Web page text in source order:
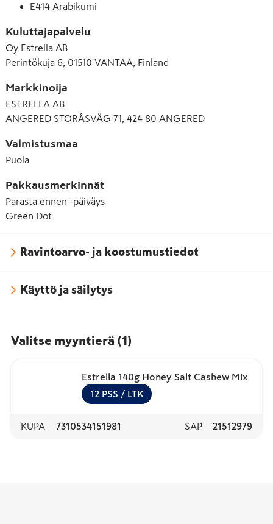
E414 Arabikumi
Kuluttajapalvelu
Oy Estrella AB
Perintökuja 6, 01510 VANTAA, Finland
Markkinoija
ESTRELLA AB
ANGERED STORÅSVÄG 71, 424 80 ANGERED
Valmistusmaa
Puola
Pakkausmerkinnät
Parasta ennen -päiväys
Green Dot
Ravintoarvo- ja koostumustiedot
Käyttö ja säilytys
Valitse myyntierä (1)
Estrella 140g Honey Salt Cashew Mix
12 PSS / LTK
KUPA 7310534151981 SAP 21512979